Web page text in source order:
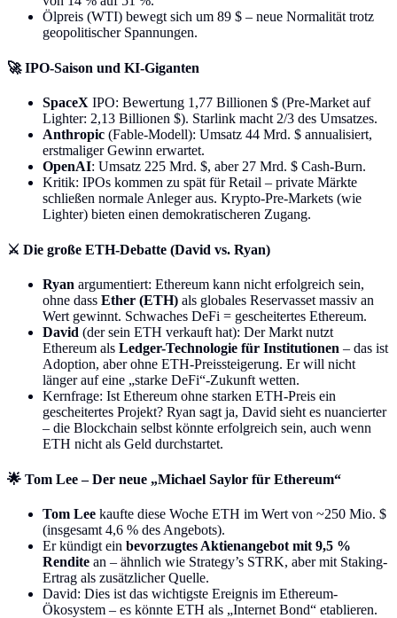
Ölpreis (WTI) bewegt sich um 89 $ – neue Normalität trotz
geopolitischer Spannungen.
🚀 IPO-Saison und KI-Giganten
SpaceX IPO: Bewertung 1,77 Billionen $ (Pre-Market auf
Lighter: 2,13 Billionen $). Starlink macht 2/3 des Umsatzes.
Anthropic (Fable-Modell): Umsatz 44 Mrd. $ annualisiert,
erstmaliger Gewinn erwartet.
OpenAI: Umsatz 225 Mrd. $, aber 27 Mrd. $ Cash-Burn.
Kritik: IPOs kommen zu spät für Retail – private Märkte
schließen normale Anleger aus. Krypto-Pre-Markets (wie
Lighter) bieten einen demokratischeren Zugang.
⚔️ Die große ETH-Debatte (David vs. Ryan)
Ryan argumentiert: Ethereum kann nicht erfolgreich sein,
ohne dass Ether (ETH) als globales Reservasset massiv an
Wert gewinnt. Schwaches DeFi = gescheitertes Ethereum.
David (der sein ETH verkauft hat): Der Markt nutzt
Ethereum als Ledger-Technologie für Institutionen – das ist
Adoption, aber ohne ETH-Preissteigerung. Er will nicht
länger auf eine „starke DeFi“-Zukunft wetten.
Kernfrage: Ist Ethereum ohne starken ETH-Preis ein
gescheitertes Projekt? Ryan sagt ja, David sieht es nuancierter
– die Blockchain selbst könnte erfolgreich sein, auch wenn
ETH nicht als Geld durchstartet.
🌟 Tom Lee – Der neue „Michael Saylor für Ethereum“
Tom Lee kaufte diese Woche ETH im Wert von ~250 Mio. $
(insgesamt 4,6 % des Angebots).
Er kündigt ein bevorzugtes Aktienangebot mit 9,5 %
Rendite an – ähnlich wie Strategy’s STRK, aber mit Staking-
Ertrag als zusätzlicher Quelle.
David: Dies ist das wichtigste Ereignis im Ethereum-
Ökosystem – es könnte ETH als „Internet Bond“ etablieren.